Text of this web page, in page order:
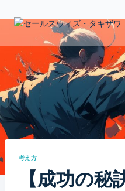
to
考え方
【成功の秘